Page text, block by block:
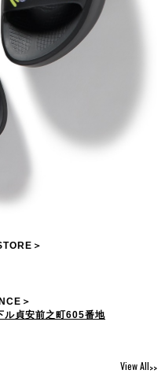
＞
＞
ル貞安前之町605番地
View All